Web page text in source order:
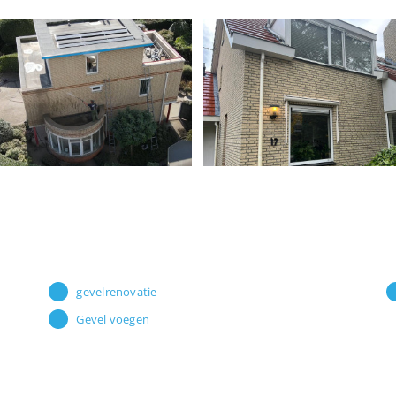
Gevelreiniging en
dakreiniging in
Leidschendam
dakreiniging gevelreiniging
referentie stralen
Gevelrenovatie en
gevelreiniging in
gevelreiniging referentie
stoomcleanen stralen
gevelrenovatie
Gevel voegen